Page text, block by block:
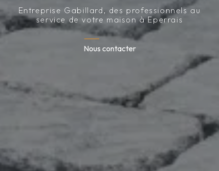
Entreprise Gabillard, des professionnels au
service de votre maison à Eperrais
Nous contacter